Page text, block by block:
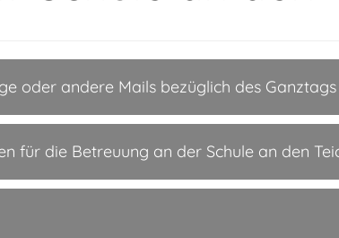
oder andere Mails bezüglich des
für die Betreuung an der Schule an den